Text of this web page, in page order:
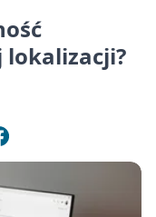
lokalizacji?